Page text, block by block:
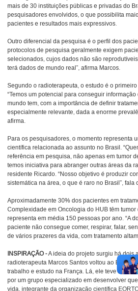
mais de 30 instituições públicas e privadas do
pesquisadores envolvidos, o que possibilita
pacientes e resultados mais expressivos.
Outro diferencial da pesquisa é o perfil dos
protocolos de pesquisa geralmente exigem
selecionados, cujos dados não são
terá dados de mundo real”, afirma Marcos.
Segundo o radioterapeuta, o estudo é o
“Temos um potencial para conseguir
mundo tem, com a importância de definir
especialmente relevante, dada a enorme
afirma.
Para os pesquisadores, o momento representa
científica relacionada ao assunto no Brasil.
referência em pesquisa, não apenas em tumor
temos iniciativa para abranger outras áreas da
residente Ricardo. “Nosso objetivo é produzir
sistemática na área, o que é raro no Brasil”,
Aproximadamente 30% dos pacientes em
Complexidade em Oncologia do HUB têm
representa em média 150 pessoas por ano. “A
paciente não consegue comer, respirar, falar,
de vários prazeres da vida, com tratamento
INSPIRAÇÃO -A ideia do projeto surgiu há dois
radioterapeuta Marcos Santos voltou ao Brasil,
trabalho e estudo na França. Lá, ele teve
por um grupo especializado em desenvolver
vida, integrante da organização científica